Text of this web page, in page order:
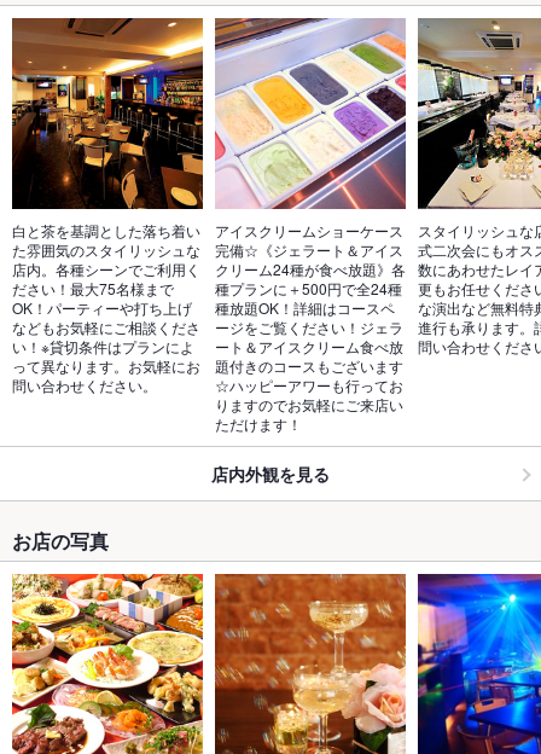
白と茶を基調とした落ち着い
た雰囲気のスタイリッシュな
店内。各種シーンでご利用く
ださい！最大75名様まで
OK！パーティーや打ち上げ
などもお気軽にご相談くださ
い！※貸切条件はプランによ
って異なります。お気軽にお
問い合わせください。
アイスクリームショーケース
完備☆《ジェラート＆アイス
クリーム24種が食べ放題》各
種プランに＋500円で全24種
種放題OK！詳細はコースペ
ージをご覧ください！ジェラ
ート＆アイスクリーム食べ放
題付きのコースもございます
☆ハッピーアワーも行ってお
りますのでお気軽にご来店い
ただけます！
スタイリッシュな
式二次会にもオス
数にあわせたレイ
更もお任せくださ
な演出など無料特
進行も承ります。
問い合わせくださ
店内外観を見る
お店の写真